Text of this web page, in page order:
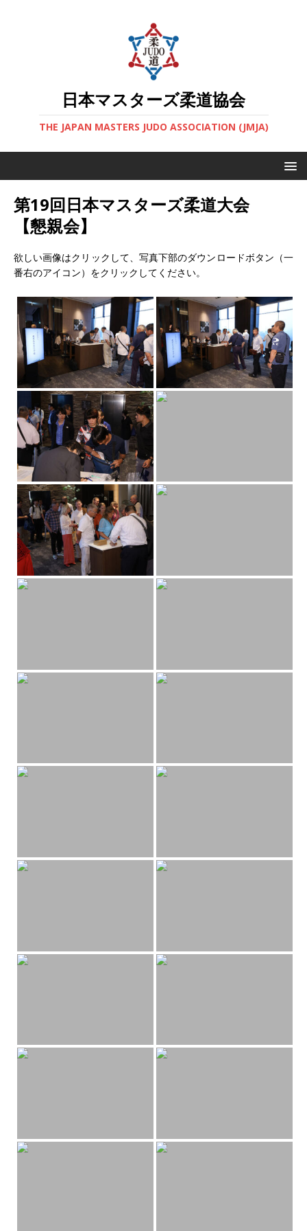
日本マスターズ柔道協会
THE JAPAN MASTERS JUDO ASSOCIATION (JMJA)
第19回日本マスターズ柔道大会
【懇親会】
欲しい画像はクリックして、写真下部のダウンロードボタン（一
番右のアイコン）をクリックしてください。